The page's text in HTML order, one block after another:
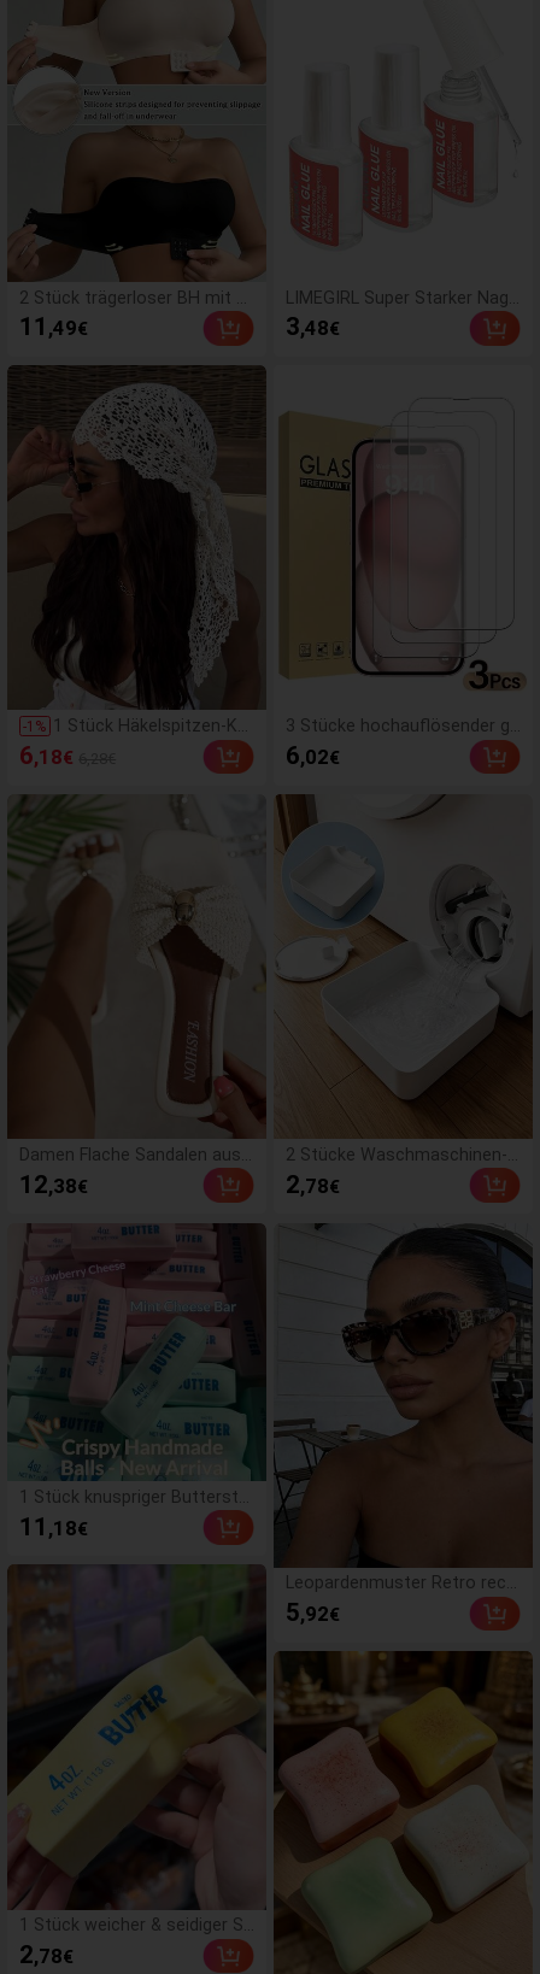
us/15 Pro Max/15/15 Pro/15
Plus/14 Pro Max/14/14 Pro/1
4 Plus /13 Pro Max/13/13 Pr
o/12/12 Pro/12 Pro Max/11/
11 Pro Max Alle Serien
2 Stück trägerloser BH mit Fr
ontverschluss, verbesserter r
utschfester Silikonstreifen, w
Push-Up Damen-Dessous, Sc
hwarz und Beige, Hochzeit
11 ,49€
-1 % 1 Stück Häkelspitzen-Ko
pftuch, Boho-Stil gestric
ktes Kopfband, französis
mit Durchbruchmuster, S
ommer-Strand-Haaracce
ssoire für Frauen, Boho-
Chic
6,18€
Damen Flache Sandalen aus
geflochtenem Stroh mit Schl
eife und Metalldekor, bequem
aub, Strand, Zuhause, täglich
e Nutzung, weiße geflochten
e offene Zehen Pantoffeln, B
oho Chic
12,38€
1 Stück knuspriger Buttersta
b, handgemachter Stressabb
au-Ball mit Sprachsteuerung,
eug, Fidget-Spielzeug
11 ,18€
1 Stück weicher & seidiger St
ressabbau, Quetschbar, sens
orisch, langsam zurückspring
2,78€
LIMEGIRL Super Starker Nage
llack, 3 Stücke/Set 8ml/Flasc
he Schnelltrocknender Nagelk
Kunstnägel, Muss haben
3,48€
3 Stücke hochauflösender ge
härteter Glasschutzfolie, ko
mpatibel mit Geräten, kratzfe
hichtung, glatte Berührung, k
ompatibel mit X/XR/11/12/1
3/14/15/16/16Plus/16Pro/16
ProMax/16e/17/17 Air/17 Pr
o/17 Pro Max/17e Full Series,
6,02€
2 Stücke Waschmaschinen-A
uffangwanne Tropfschale, w
asserdichte Bodenschutzma
lauf Anti-Leckage Schale, lan
ganhaltend Waschmaschinen
-Zubehör, Reinigungsmittel fü
r Waschbereich & Hausorgani
2,78€
Leopardenmuster Retro rech
teckige Sonnenbrille, Kunstst
off UV-Schutz Brille für Reise
5,92€